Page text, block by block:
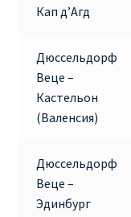
Кап д’Агд
Дюссельдорф
Веце –
Кастельон
(Валенсия)
Дюссельдорф
Веце –
Эдинбург